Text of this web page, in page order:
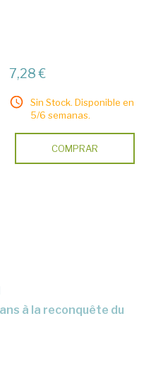
7,28 €
Sin Stock. Disponible en
5/6 semanas.
COMPRAR